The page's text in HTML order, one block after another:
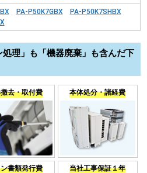
PA-P50K7GBX
PA-P50K7SHBX
理」も「機器廃棄」も含んだ下
去・取付費 本体処分・諸経費
書類発行費 当社工事保証１年